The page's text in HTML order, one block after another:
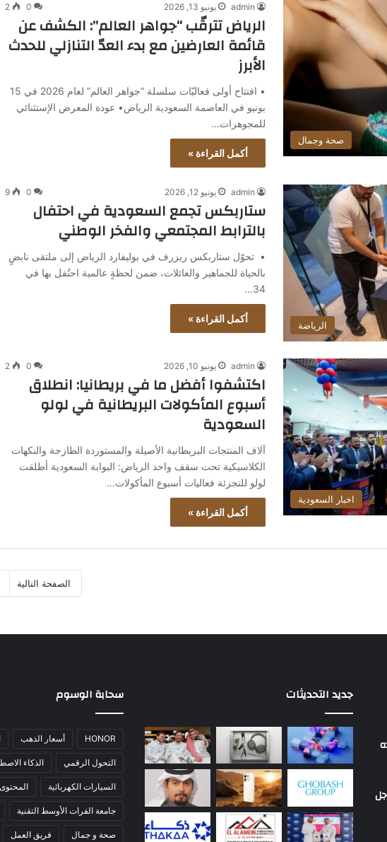
صحة وجمال
admin يونيو 13, 2026 0
2
الرياض تترقّب “جواهر العالم”: الكشف عن
قائمة العارضين مع بدء العدّ التنازلي للحدث
الأبرز
• افتتاح أولى فعاليّات سلسلة “جواهر العالم” لعام 2026 في 15
يونيو في العاصمة السعودية الرياض• عودة المعرض الإستثنائي
للمجوهرات…
أكمل القراءة »
الرياضة
admin يونيو 12, 2026 0
9
ستاربكس تجمع السعودية في احتفال
بالترابط المجتمعي والفخر الوطني
• تحوّل ستاربكس ريزرف في بوليفارد الرياض إلى ملتقى نابضٍ
بالحياة للجماهير والعائلات، ضمن لحظةٍ عالمية احتُفل بها في
34…
أكمل القراءة »
اخبار السعودية
admin يونيو 10, 2026 0
2
اكتشفوا أفضل ما في بريطانيا: انطلاق
أسبوع المأكولات البريطانية في لولو
السعودية
آلاف المنتجات البريطانية الأصيلة والمستوردة الطازجة والنكهات
الكلاسيكية تحت سقف واحد الرياض: البوابة السعودية أطلقت
لولو للتجزئة فعاليات أسبوع المأكولات…
أكمل القراءة »
الصفحة التالية
جديد التحديثات سحابة الوسوم
HONOR أسعار الذهب
التحول الرقمي الذكاء
السيارات الكهربائية المحتوى
جامعة الفرات الأوسط التقنية
صحة و جمال فريق العمل